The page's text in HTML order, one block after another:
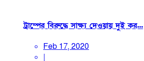
ট্রাম্পের বিরুদ্ধে সাক্ষ্য দেওয়ায় দুই কর...
Feb 17, 2020
|